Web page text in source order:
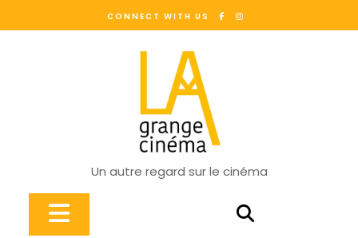
CONNECT WITH US
Un autre regard sur le cinéma
Open